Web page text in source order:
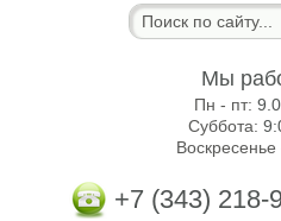
Мы
Пн - пт:
Суббота:
Воскресенье
+7 (343) 218-